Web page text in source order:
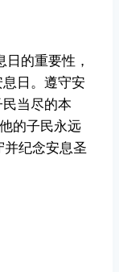
的重要性，
日。遵守安
当尽的本
的子民永远
纪念安息圣